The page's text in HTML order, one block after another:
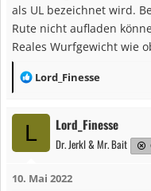
als UL bezeichnet wird.
Rute nicht aufladen
Reales Wurfgewicht wie
R
a
o
Lord_Finesse
L Lord_Finesse
Dr. Jerkl & Mr. Bait
10. Mai 2022